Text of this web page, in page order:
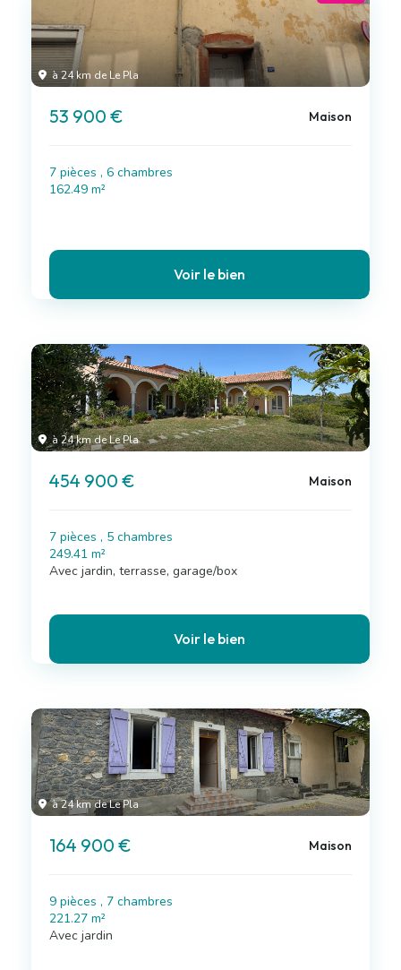
à 24 km de Le Pla
53 900 € Maison
7 pièces , 6 chambres
162.49 m²
Voir le bien
à 24 km de Le Pla
454 900 € Maison
7 pièces , 5 chambres
249.41 m²
Avec jardin, terrasse, garage/box
Voir le bien
à 24 km de Le Pla
164 900 € Maison
9 pièces , 7 chambres
221.27 m²
Avec jardin